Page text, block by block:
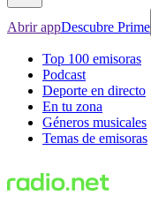
Abrir appDescubre Prime
Top 100 emisoras
Podcast
Deporte en directo
En tu zona
Géneros musicales
Temas de emisoras